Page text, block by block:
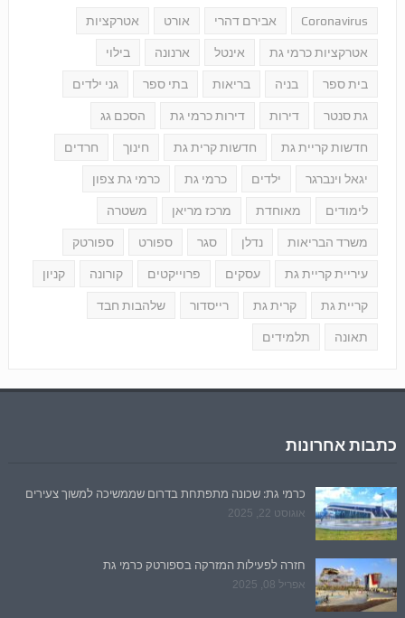
Coronavirus אבירם דהרי אורט אטרקציות
אטרקציות כרמי גת אינטל ארנונה בילוי
בית ספר בניה בריאות בתי ספר גני ילדים
גת סנטר דירות דירות כרמי גת הסכם גג
חדשות קריית גת חדשות קרית גת חינוך חרדים
יגאל וינברגר ילדים כרמי גת כרמי גת צפון
לימודים מאוחדת מרכז מריאן משטרה
משרד הבריאות נדלן סגר ספורט ספורטק
עיריית קריית גת עסקים פרוייקטים קורונה קניון
קריית גת קרית גת רייסדור שלהבות חבד
תאונה תלמידים
כתבות אחרונות
כרמי גת: שכונה מתפתחת בדרום שממשיכה למשוך צעירים
אוגוסט 22, 2025
חזרה לפעילות המזרקה בספורטק כרמי גת
אפריל 08, 2025